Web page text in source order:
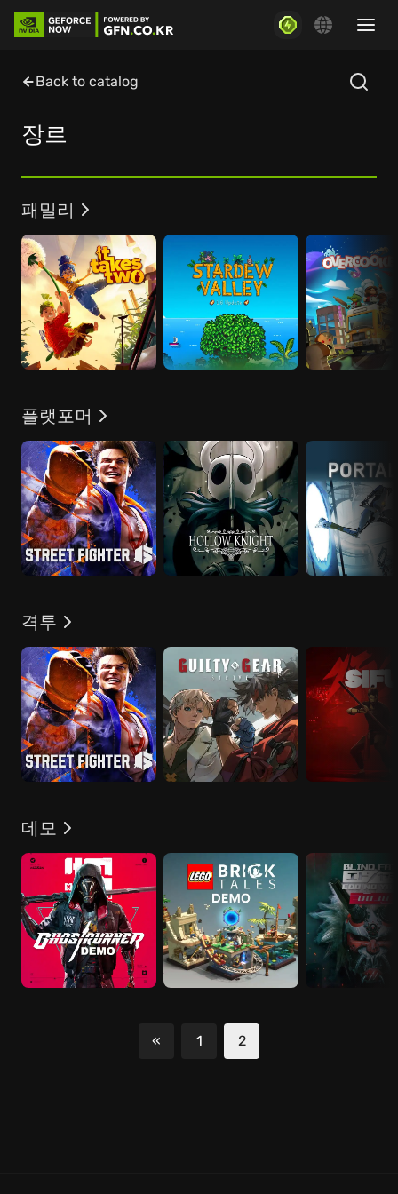
Back to catalog
장르
패밀리
플랫포머
격투
데모
« 1 2